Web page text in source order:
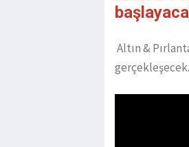
Altın &
gerçekleşecek.